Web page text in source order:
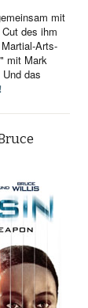
mit
des ihm
Arts-
mit Mark
das